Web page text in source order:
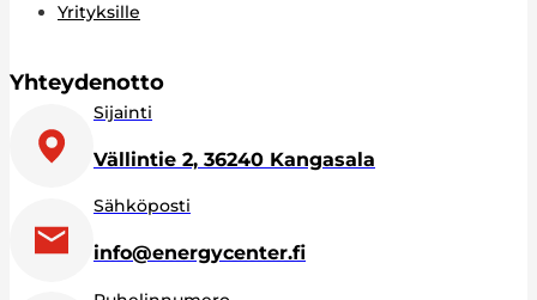
Yrityksille
Yhteydenotto
Sijainti
Vällintie 2, 36240 Kangasala
Sähköposti
info@energycenter.fi